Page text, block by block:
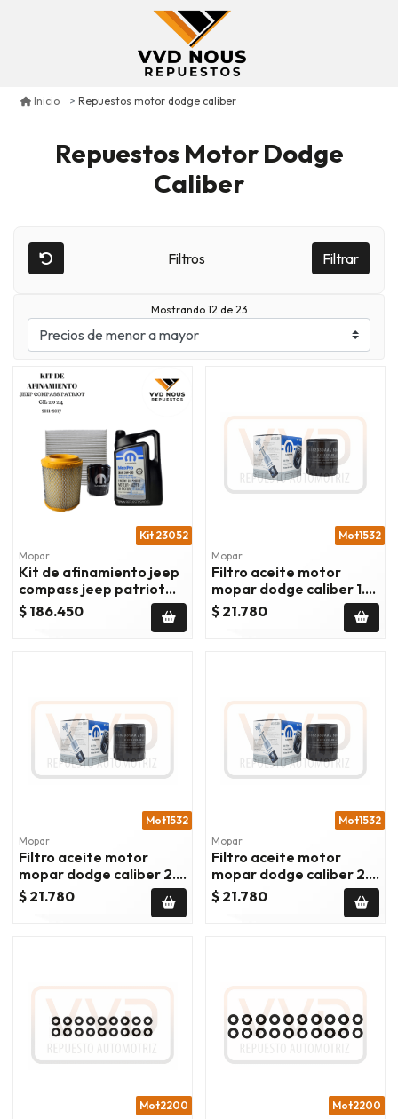
Inicio Repuestos motor dodge caliber
Repuestos Motor Dodge
Caliber
Filtros Filtrar
Mostrando 12 de 23
Kit 23052
Mopar
Kit de afinamiento jeep
compass jeep patriot
dodge caliber 11/17
$ 186.450
Mot1532
Mopar
Filtro aceite motor
mopar dodge caliber 1.8
2007/2010
$ 21.780
Mot1532
Mopar
Filtro aceite motor
mopar dodge caliber 2.0
2007/2012
$ 21.780
Mot1532
Mopar
Filtro aceite motor
mopar dodge caliber 2.4
2007/2012
$ 21.780
Mot2200 Mot2200